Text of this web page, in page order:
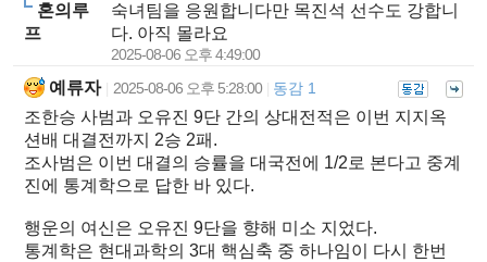
혼의루
프
숙녀팀을 응원합니다만 목진석 선수도 강합니
다. 아직 몰라요
2025-08-06 오후 4:49:00
예류자 2025-08-06 오후 5:28:00 동감 1
조한승 사범과 오유진 9단 간의 상대전적은 이번 지지옥
션배 대결전까지 2승 2패.
조사범은 이번 대결의 승률을 대국전에 1/2로 본다고 중계
진에 통계학으로 답한 바 있다.
행운의 여신은 오유진 9단을 향해 미소 지었다.
통계학은 현대과학의 3대 핵심축 중 하나임이 다시 한번